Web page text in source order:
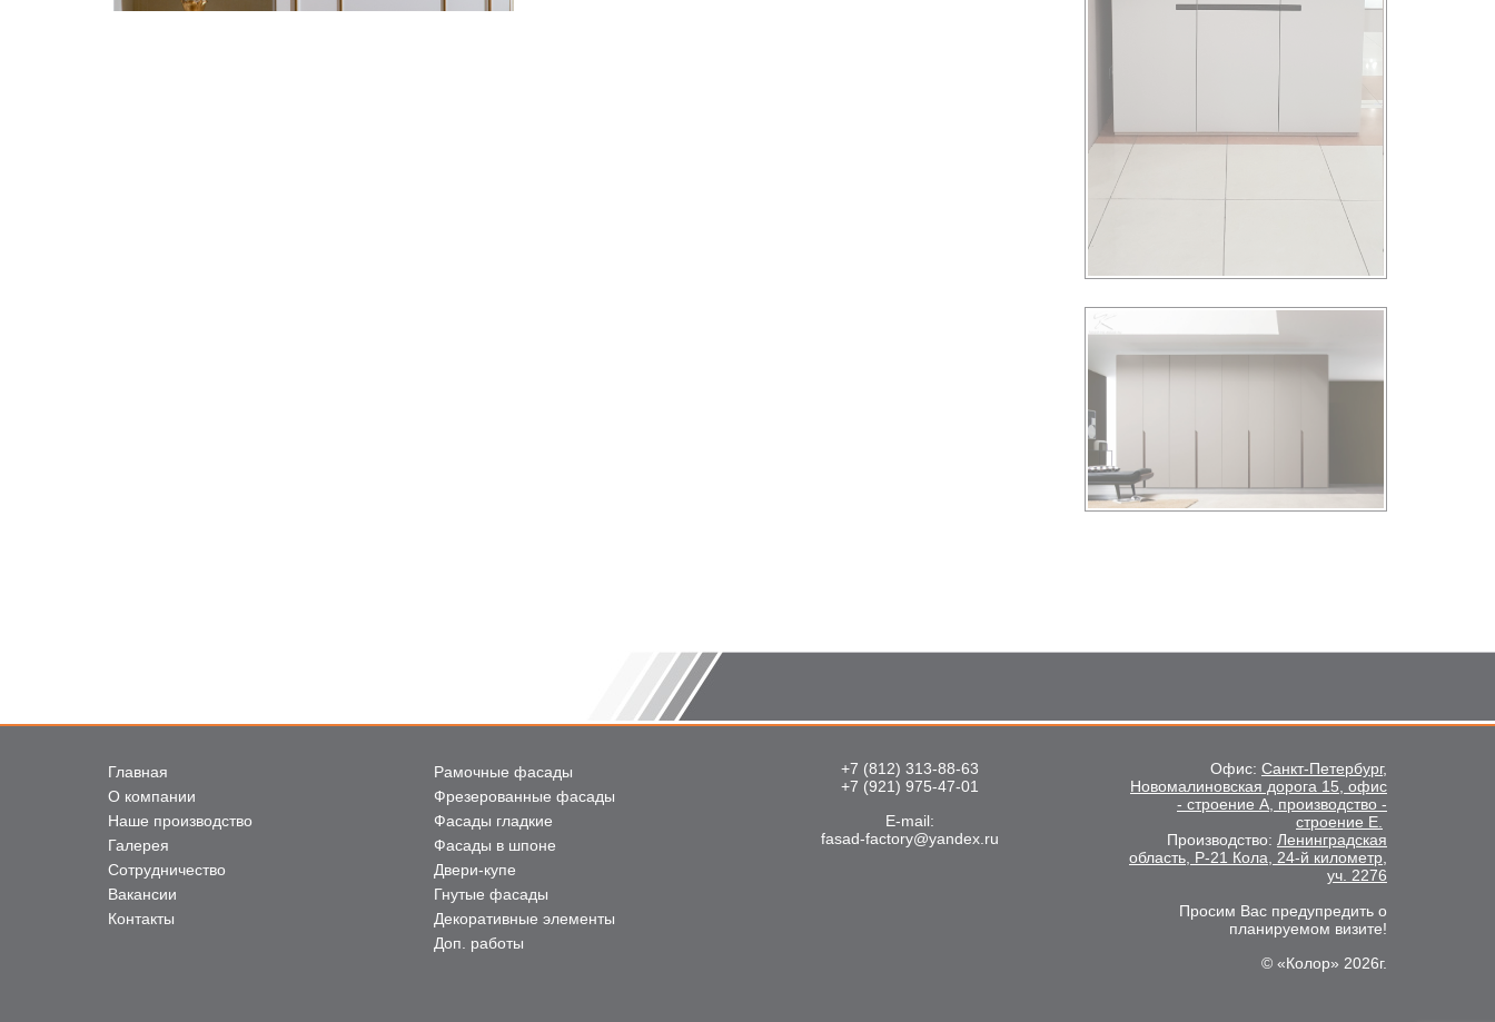
Главная
О компании
Наше производство
Галерея
Сотрудничество
Вакансии
Контакты
Рамочные фасады
Фрезерованные фасады
Фасады гладкие
Фасады в шпоне
Двери-купе
Гнутые фасады
Декоративные элементы
Доп. работы
+7 (812) 313-88-63
+7 (921) 975-47-01
E-mail:
fasad-factory@yandex.ru
Офис: Санкт-Петербург,
Новомалиновская дорога 15, офис
- строение А, производство -
строение Е.
Производство: Ленинградская
область, Р-21 Кола, 24-й километр,
уч. 2276
Просим Вас предупредить о
планируемом визите!
© «Колор» 2026г.